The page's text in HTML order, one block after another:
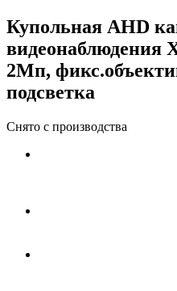
Купольная AHD
видеонаблюдения
2Мп,
подсветка
Снято с производства